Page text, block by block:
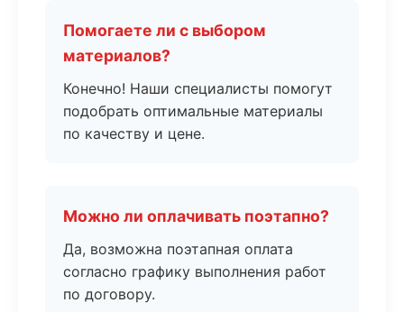
Помогаете ли с выбором
материалов?
Конечно! Наши специалисты помогут
подобрать оптимальные материалы
по качеству и цене.
Можно ли оплачивать поэтапно?
Да, возможна поэтапная оплата
согласно графику выполнения работ
по договору.